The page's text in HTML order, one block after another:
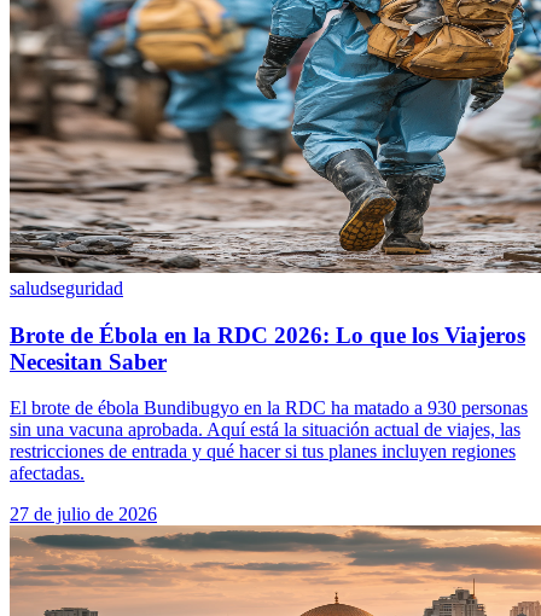
saludseguridad
Brote de Ébola en la RDC 2026: Lo que los Viajeros
Necesitan Saber
El brote de ébola Bundibugyo en la RDC ha matado a 930 personas
sin una vacuna aprobada. Aquí está la situación actual de viajes, las
restricciones de entrada y qué hacer si tus planes incluyen regiones
afectadas.
27 de julio de 2026